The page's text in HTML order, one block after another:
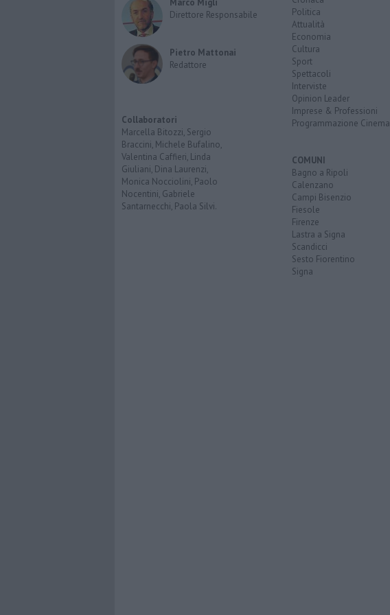
Marco Migli
Direttore Responsabile
Pietro Mattonai
Redattore
Collaboratori
Marcella Bitozzi, Sergio
Braccini, Michele Bufalino,
Valentina Caffieri, Linda
Giuliani, Dina Laurenzi,
Monica Nocciolini, Paolo
Nocentini, Gabriele
Santarnecchi, Paola Silvi.
Politica
Attualità
Economia
Cultura
Sport
Spettacoli
Interviste
Opinion Leader
Imprese & Professioni
Programmazione Cinema
COMUNI
Bagno a Ripoli
Calenzano
Campi Bisenzio
Fiesole
Firenze
Lastra a Signa
Scandicci
Sesto Fiorentino
Signa